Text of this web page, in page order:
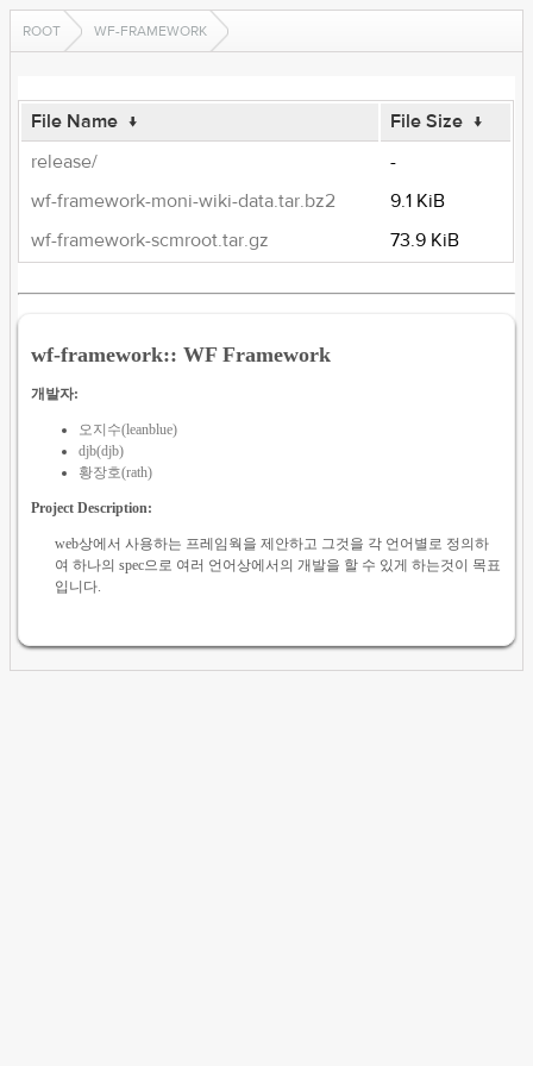
ROOT WF-FRAMEWORK
File Name ↓ File Size ↓
release/
-
wf-framework-moni-wiki-data.tar.bz2
9.1 KiB
wf-framework-scmroot.tar.gz
73.9 KiB
wf-framework:: WF Framework
개발자:
오지수(leanblue)
djb(djb)
황장호(rath)
Project Description:
web상에서 사용하는 프레임웍을 제안하고 그것을 각 언어별로 정의하
여 하나의 spec으로 여러 언어상에서의 개발을 할 수 있게 하는것이 목표
입니다.